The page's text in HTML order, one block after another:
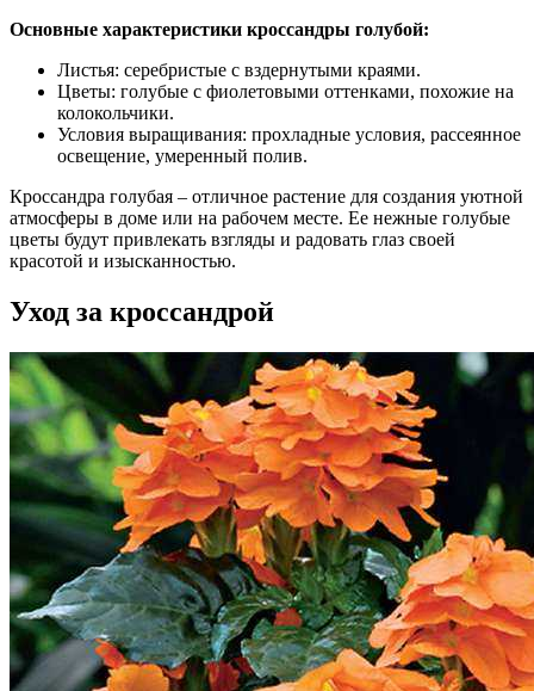
Основные характеристики кроссандры голубой:
Листья: серебристые с вздернутыми краями.
Цветы: голубые с фиолетовыми оттенками, похожие на
колокольчики.
Условия выращивания: прохладные условия, рассеянное
освещение, умеренный полив.
Кроссандра голубая – отличное растение для создания уютной
атмосферы в доме или на рабочем месте. Ее нежные голубые
цветы будут привлекать взгляды и радовать глаз своей
красотой и изысканностью.
Уход за кроссандрой